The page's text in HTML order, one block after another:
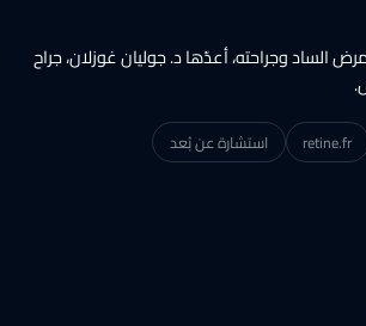
وجراحته، أعدّها د. جوليان غوزلان، جراح
استشارة عن بُعد